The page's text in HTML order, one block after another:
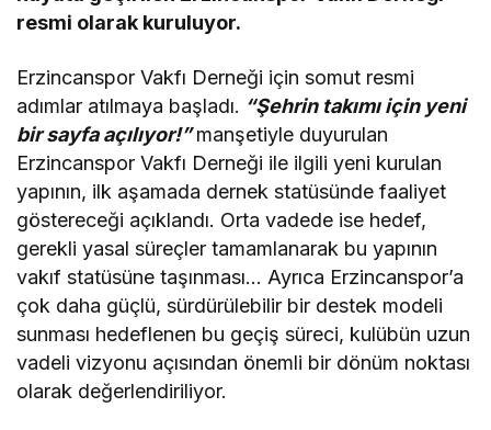
resmi olarak kuruluyor.
Erzincanspor Vakfı Derneği için somut resmi
adımlar atılmaya başladı. “Şehrin takımı için yeni
bir sayfa açılıyor!”manşetiyle duyurulan
Erzincanspor Vakfı Derneği ile ilgili yeni kurulan
yapının, ilk aşamada dernek statüsünde faaliyet
göstereceği açıklandı. Orta vadede ise hedef,
gerekli yasal süreçler tamamlanarak bu yapının
vakıf statüsüne taşınması… Ayrıca Erzincanspor’a
çok daha güçlü, sürdürülebilir bir destek modeli
sunması hedeflenen bu geçiş süreci, kulübün uzun
vadeli vizyonu açısından önemli bir dönüm noktası
olarak değerlendiriliyor.